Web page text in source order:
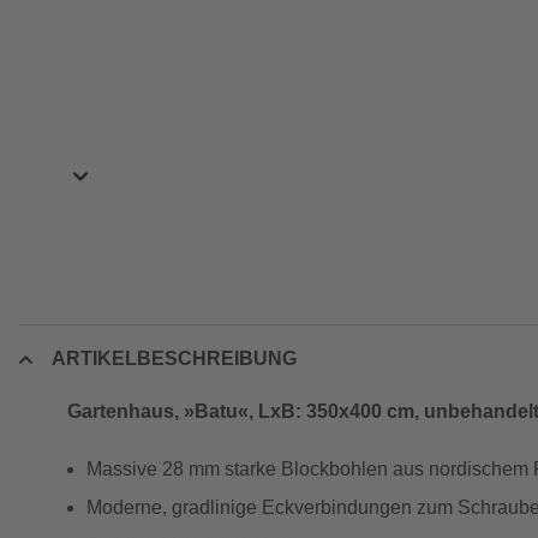
ARTIKELBESCHREIBUNG
Gartenhaus, »Batu«, LxB: 350x400 cm, unbehandelt
Massive 28 mm starke Blockbohlen aus nordischem
Moderne, gradlinige Eckverbindungen zum